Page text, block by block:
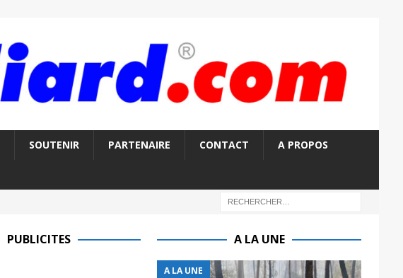
SOUTENIR PARTENAIRE CONTACT A PROPOS
PUBLICITES A LA UNE
A LA UNE